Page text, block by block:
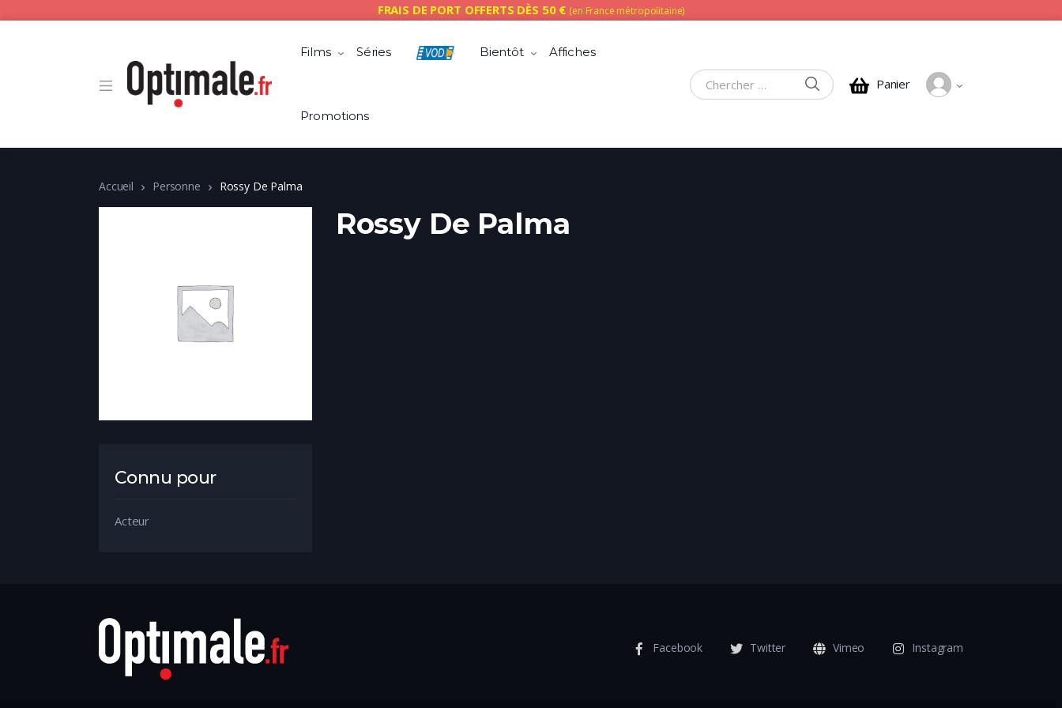
FRAIS DE PORT OFFERTS DÈS 50 € (en France métropolitaine)
Films Séries Bientôt Affiches
Promotions
Chercher :
CHERCHERPanier
Accueil Personne Rossy De Palma
Connu pour
Acteur
Rossy De Palma
Facebook Twitter Vimeo Instagram